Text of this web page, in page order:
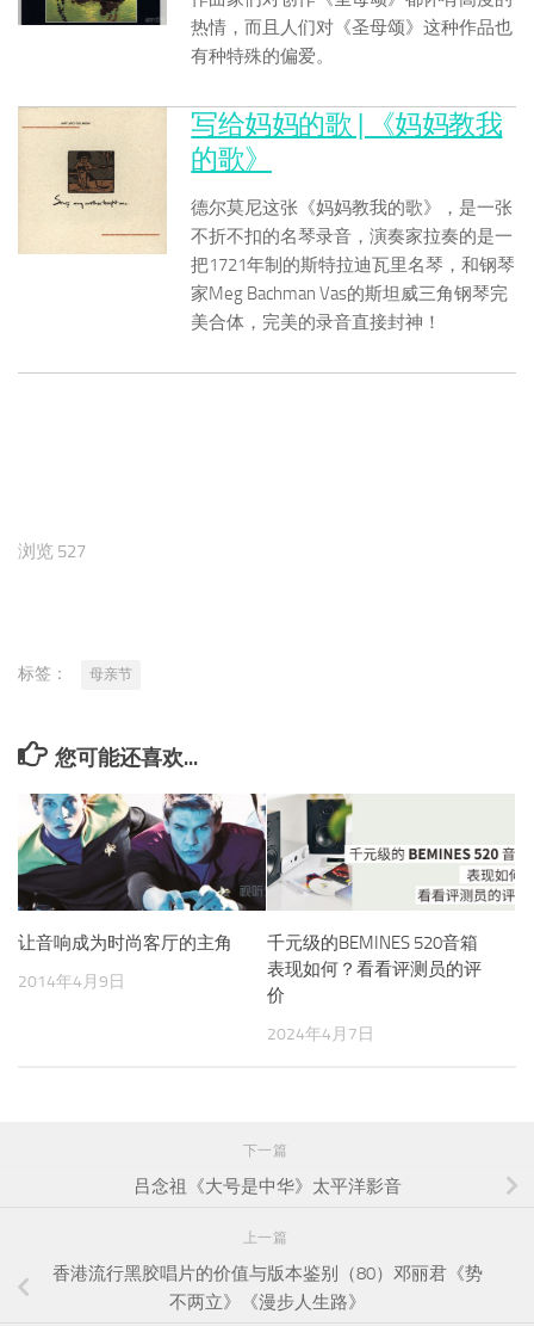
热情，而且人们对《圣母颂》这种作品也
有种特殊的偏爱。
写给妈妈的歌 | 《妈妈教我
的歌》
德尔莫尼这张《妈妈教我的歌》，是一张
不折不扣的名琴录音，演奏家拉奏的是一
把1721年制的斯特拉迪瓦里名琴，和钢琴
家Meg Bachman Vas的斯坦威三角钢琴完
美合体，完美的录音直接封神！
浏览 527
标签： 母亲节
您可能还喜欢...
让音响成为时尚客厅的主角
2014年4月9日
千元级的BEMINES 520音箱
表现如何？看看评测员的评
价
2024年4月7日
下一篇
吕念祖《大号是中华》太平洋影音
上一篇
香港流行黑胶唱片的价值与版本鉴别（80）邓丽君《势
不两立》《漫步人生路》